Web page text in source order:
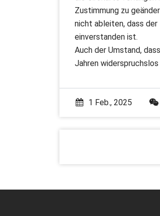
Zustimmung zu
nicht ableiten, dass
einverstanden ist.
Auch der Umstand,
Jahren
1 Feb., 2025